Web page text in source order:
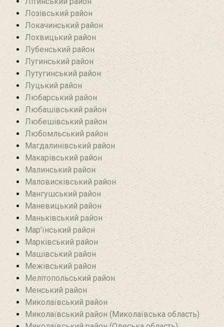
Лозівський район
Локачинський район
Лохвицький район
Лубенський район
Лугинський район‎
Лутугинський район
Луцький район
Любарський район‎
Любашівський район‎
Любешівський район
Любомльський район
Магдалинівський район
Макарівський район
Малинський район
Маловисківський район
Мангушський район
Маневицький район
Маньківський район‎
Мар’їнський район‎
Марківський район
Машівський район‎
Межівський район
Мелітопольський район
Менський район
Миколаївський район
Миколаївський район (Миколаївська область)